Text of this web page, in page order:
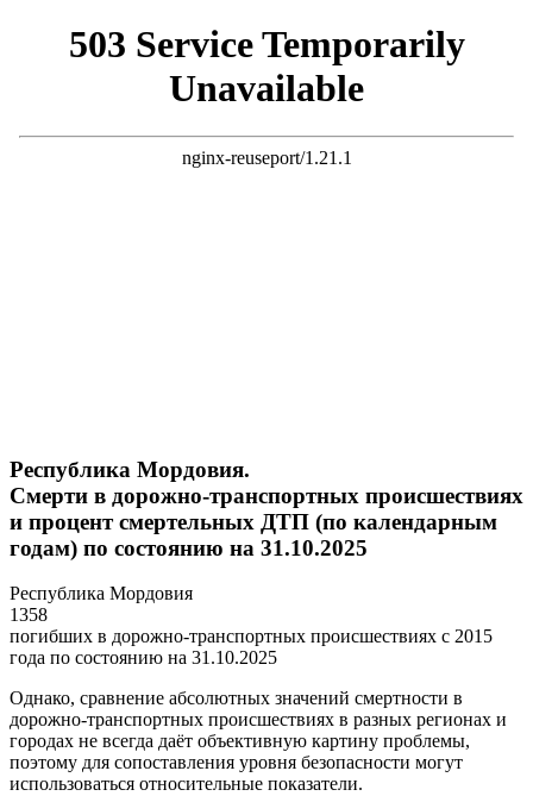
Республика Мордовия.
Смерти в дорожно-транспортных происшествиях
и процент смертельных ДТП (по календарным
годам) по состоянию на 31.10.2025
Республика Мордовия
1358
погибших в дорожно-транспортных происшествиях с 2015
года по состоянию на 31.10.2025
Однако, сравнение абсолютных значений смертности в
дорожно-транспортных происшествиях в разных регионах и
городах не всегда даёт объективную картину проблемы,
поэтому для сопоставления уровня безопасности могут
использоваться относительные показатели.